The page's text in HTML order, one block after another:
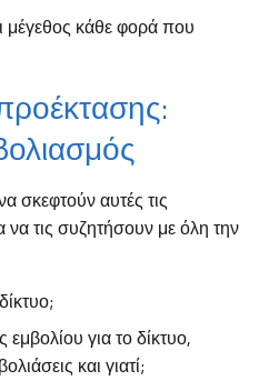
μέγεθος κάθε φορά που
σκεφτούν αυτές τις
να τις συζητήσουν με όλη την
για το δίκτυο,
και γιατί;